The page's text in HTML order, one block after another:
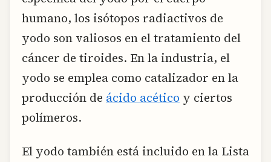
humano, los isótopos radiactivos de
yodo son valiosos en el tratamiento del
cáncer de tiroides. En la industria, el
yodo se emplea como catalizador en la
producción de ácido acético y ciertos
polímeros.
El yodo también está incluido en la Lista